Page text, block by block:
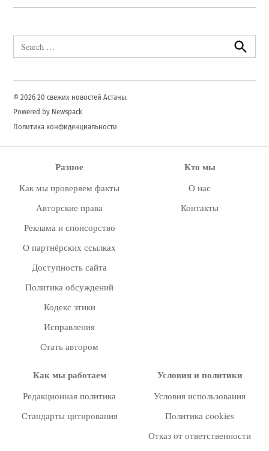
for:
Search
© 2026 20 свежих новостей Астаны.
Powered by Newspack
Политика конфиденциальности
Разное
Как мы проверяем факты
Авторские права
Реклама и спонсорство
О партнёрских ссылках
Доступность сайта
Политика обсуждений
Кодекс этики
Исправления
Стать автором
Кто мы
О нас
Контакты
Как мы работаем
Редакционная политика
Стандарты цитирования
Условия и политики
Условия использования
Политика cookies
Отказ от ответственности